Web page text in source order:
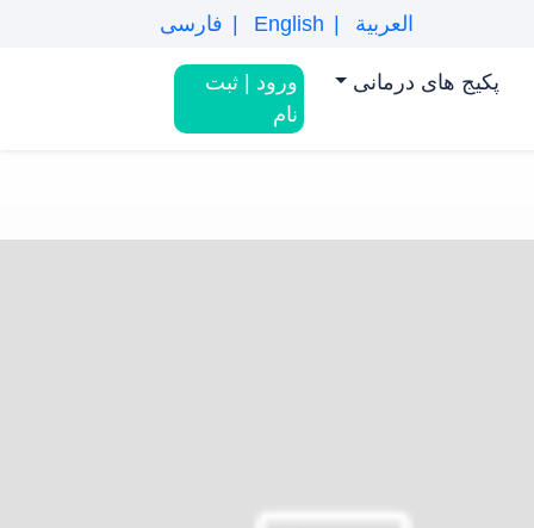
العربية English فارسی
پکیج های درمانی ورود
ثبت
نام